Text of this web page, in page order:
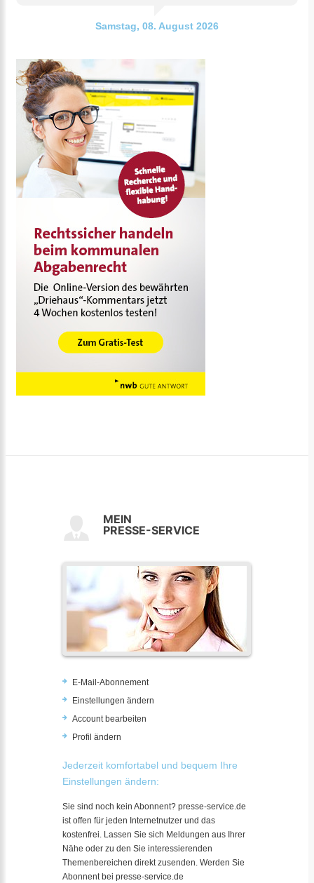
Samstag, 08. August 2026
MEIN
PRESSE-SERVICE
E-Mail-Abonnement
Einstellungen ändern
Account bearbeiten
Profil ändern
Jederzeit komfortabel und bequem Ihre
Einstellungen ändern:
Sie sind noch kein Abonnent? presse-service.de
ist offen für jeden Internetnutzer und das
kostenfrei. Lassen Sie sich Meldungen aus Ihrer
Nähe oder zu den Sie interessierenden
Themenbereichen direkt zusenden. Werden Sie
Abonnent bei presse-service.de